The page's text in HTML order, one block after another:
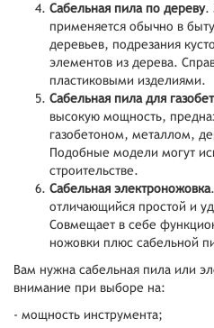
Сабельная пила по дереву.
применяется обычно в
деревьев, подрезания
элементов из дерева.
пластиковыми изделиями.
Сабельная пила для
высокую мощность,
газобетоном, металлом,
Подобные модели могут
строительстве.
Сабельная электроножовка
отличающийся простой и
Совмещает в себе
ножовки плюс сабельной
Вам нужна сабельная пила или
внимание при выборе на:
- мощность инструмента;